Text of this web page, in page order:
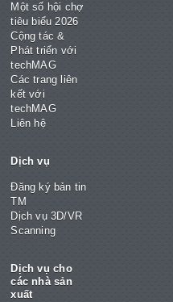
Một số hội chợ
tiêu biểu 2026
Cộng tác &
Phát triển với
techMAG
Các trang liên
kết với
techMAG
Liên hệ
Dịch vụ
Đăng ký bản tin
TM
Dịch vụ 3D/VR
Scanning
Dịch vụ cho
các nhà sản
xuất